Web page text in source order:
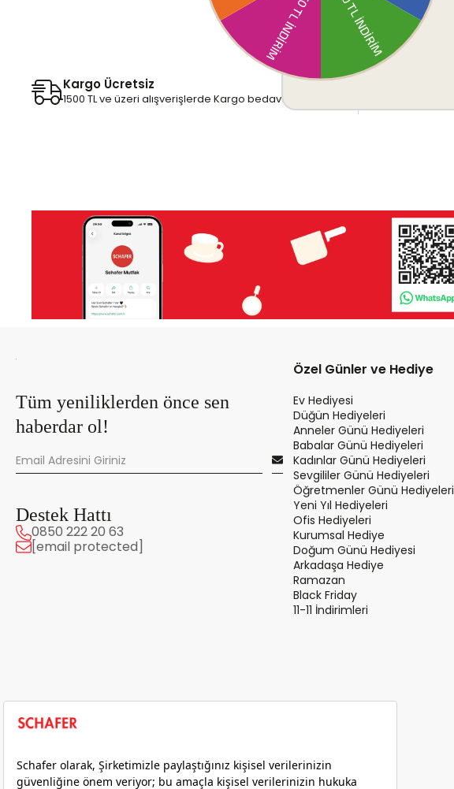
Kargo Ücretsiz
1500 TL ve üzeri alışverişlerde Kargo bedava!
Tüm yeniliklerden önce sen
haberdar ol!
Destek Hattı
0850 222 20 63
[email protected]
Özel Günler ve Hediye
Ev Hediyesi
Düğün Hediyeleri
Anneler Günü Hediyeleri
Babalar Günü Hediyeleri
Kadınlar Günü Hediyeleri
Sevgililer Günü Hediyeleri
Öğretmenler Günü Hediyeleri
Yeni Yıl Hediyeleri
Ofis Hediyeleri
Kurumsal Hediye
Doğum Günü Hediyesi
Arkadaşa Hediye
Ramazan
Black Friday
11-11 İndirimleri